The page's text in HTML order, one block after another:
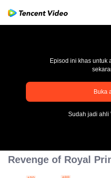
Error code: 70013083.-1-
Episod ini khas untuk
Buka
Sudah jadi ahli
Revenge of Royal